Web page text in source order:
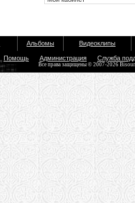
Альбомы Видеоклипы
Помощь Администрация Служба
Все права защищены © 2007-2026